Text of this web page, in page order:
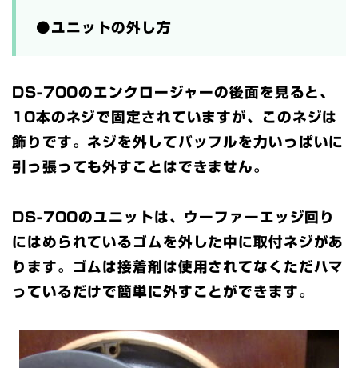
●ユニットの外し方
DS-700のエンクロージャーの後面を見ると、
10本のネジで固定されていますが、このネジは
飾りです。ネジを外してバッフルを力いっぱいに
引っ張っても外すことはできません。
DS-700のユニットは、ウーファーエッジ回り
にはめられているゴムを外した中に取付ネジがあ
ります。ゴムは接着剤は使用されてなくただハマ
っているだけで簡単に外すことができます。